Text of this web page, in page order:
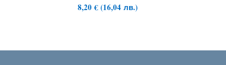
8,20€(16,04лв.)